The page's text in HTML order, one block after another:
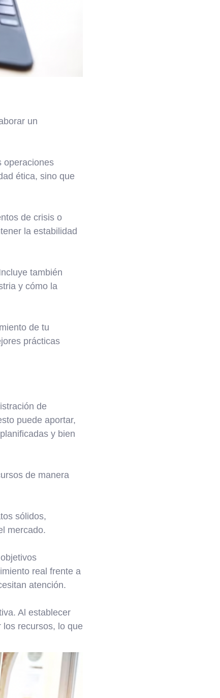
un
operaciones
ética, sino que
de crisis o
la estabilidad
también
y cómo la
de tu
prácticas
de
puede aportar,
y bien
de manera
sólidos,
mercado.
real frente a
atención.
Al establecer
recursos, lo que